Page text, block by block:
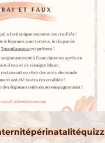
périnatalitéquizz